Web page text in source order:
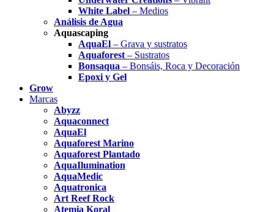
White Label – Medios
Análisis de Agua
Aquascaping
AquaEl – Grava y sustratos
Aquaforest – Sustratos
Bonsaqua – Bonsáis, Roca y Decoración
Epoxi y Gel
Grow
Marcas
Abyzz
Aquaconnect
AquaEl
Aquaforest Marino
Aquaforest Plantado
AquaIlumination
AquaMedic
Aquatronica
Art Reef Rock
Atemia Koral